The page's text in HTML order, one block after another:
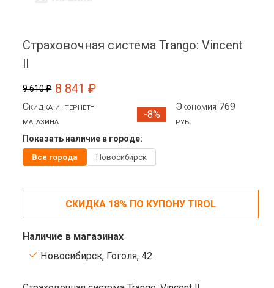
Страховочная система Trango: Vincent
ll
9 610 ₽ 8 841 ₽
Скидка интернет-
магазина
-8%
Экономия 769
руб.
Показать наличие в городе:
Все города Новосибирск
СКИДКА 18% ПО КУПОНУ TIROL
Наличие в магазинах
Новосибирск, Гоголя, 42